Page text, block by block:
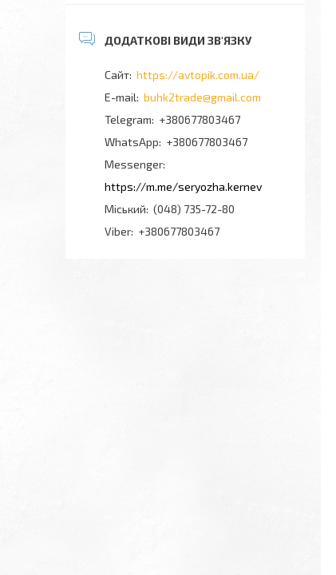
https://avtopik.com.ua/
buhk2trade@gmail.com
+380677803467
+380677803467
Messenger
https://m.me/seryozha.kernev
Міський (048) 735-72-80
Viber +380677803467